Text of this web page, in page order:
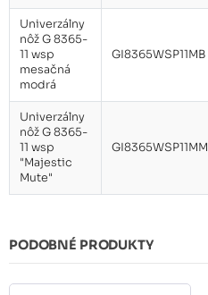
Univerzálny
nôž G 8365-
11 wsp
mesačná
modrá
GI8365WSP11MB
Univerzálny
nôž G 8365-
11 wsp
"Majestic
Mute"
GI8365WSP11MM
PODOBNÉ PRODUKTY